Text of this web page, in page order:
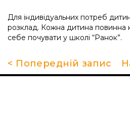
Для індивідуальних потреб
розклад. Кожна дитина повинна
себе почувати у школі “Ранок”.
< Попередній запис